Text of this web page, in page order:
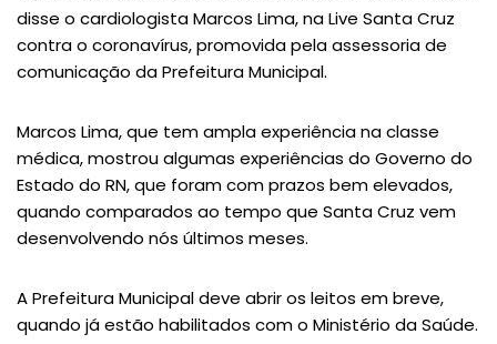
disse o cardiologista Marcos Lima, na Live Santa Cruz
contra o coronavírus, promovida pela assessoria de
comunicação da Prefeitura Municipal.
Marcos Lima, que tem ampla experiência na classe
médica, mostrou algumas experiências do Governo do
Estado do RN, que foram com prazos bem elevados,
quando comparados ao tempo que Santa Cruz vem
desenvolvendo nós últimos meses.
A Prefeitura Municipal deve abrir os leitos em breve,
quando já estão habilitados com o Ministério da Saúde.